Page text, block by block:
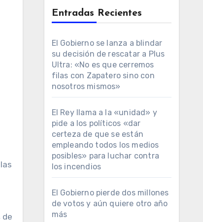
de
Entradas Recientes
El Gobierno se lanza a blindar
su decisión de rescatar a Plus
Ultra: «No es que cerremos
filas con Zapatero sino con
nosotros mismos»
El Rey llama a la «unidad» y
pide a los políticos «dar
certeza de que se están
empleando todos los medios
posibles» para luchar contra
los incendios
El Gobierno pierde dos millones
de votos y aún quiere otro año
más